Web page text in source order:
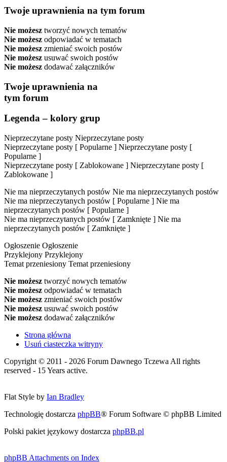
Twoje uprawnienia na tym forum
Nie możesz tworzyć nowych tematów
Nie możesz odpowiadać w tematach
Nie możesz zmieniać swoich postów
Nie możesz usuwać swoich postów
Nie możesz dodawać załączników
Twoje uprawnienia na
tym forum
Legenda – kolory grup
Nieprzeczytane posty Nieprzeczytane posty
Nieprzeczytane posty [ Popularne ] Nieprzeczytane posty [
Popularne ]
Nieprzeczytane posty [ Zablokowane ] Nieprzeczytane posty [
Zablokowane ]
Nie ma nieprzeczytanych postów Nie ma nieprzeczytanych postów
Nie ma nieprzeczytanych postów [ Popularne ] Nie ma
nieprzeczytanych postów [ Popularne ]
Nie ma nieprzeczytanych postów [ Zamknięte ] Nie ma
nieprzeczytanych postów [ Zamknięte ]
Ogłoszenie Ogłoszenie
Przyklejony Przyklejony
Temat przeniesiony Temat przeniesiony
Nie możesz tworzyć nowych tematów
Nie możesz odpowiadać w tematach
Nie możesz zmieniać swoich postów
Nie możesz usuwać swoich postów
Nie możesz dodawać załączników
Strona główna
Usuń ciasteczka witryny
Copyright © 2011 - 2026 Forum Dawnego Tczewa All rights
reserved - 15 Years active.
Flat Style by Ian Bradley
Technologię dostarcza phpBB® Forum Software © phpBB Limited
Polski pakiet językowy dostarcza phpBB.pl
phpBB Attachments on Index